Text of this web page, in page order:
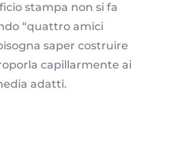
stampa non si fa
“quattro amici
saper costruire
capillarmente ai
adatti.